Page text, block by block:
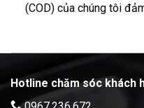
(COD) của chúng tôi
Hotline chăm sóc khách